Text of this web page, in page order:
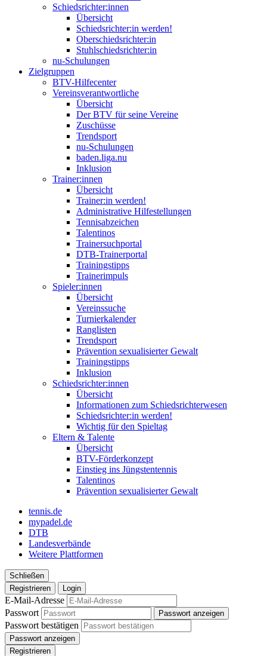
Schiedsrichter:innen
Übersicht
Schiedsrichter:in werden!
Oberschiedsrichter:in
Stuhlschiedsrichter:in
nu-Schulungen
Zielgruppen
BTV-Hilfecenter
Vereinsverantwortliche
Übersicht
Der BTV für seine Vereine
Zuschüsse
Trendsport
nu-Schulungen
baden.liga.nu
Inklusion
Trainer:innen
Übersicht
Trainer:in werden!
Administrative Hilfestellungen
Tennisabzeichen
Talentinos
Trainersuchportal
DTB-Trainerportal
Trainingstipps
Trainerimpuls
Spieler:innen
Übersicht
Vereinssuche
Turnierkalender
Ranglisten
Trendsport
Prävention sexualisierter Gewalt
Trainingstipps
Inklusion
Schiedsrichter:innen
Übersicht
Informationen zum Schiedsrichterwesen
Schiedsrichter:in werden!
Wichtig für den Spieltag
Eltern & Talente
Übersicht
BTV-Förderkonzept
Einstieg ins Jüngstentennis
Talentinos
Prävention sexualisierter Gewalt
tennis.de
mypadel.de
DTB
Landesverbände
Weitere Plattformen
Schließen
Registrieren
Login
E-Mail-Adresse
Passwort
Passwort anzeigen
Passwort bestätigen
Passwort anzeigen
Registrieren